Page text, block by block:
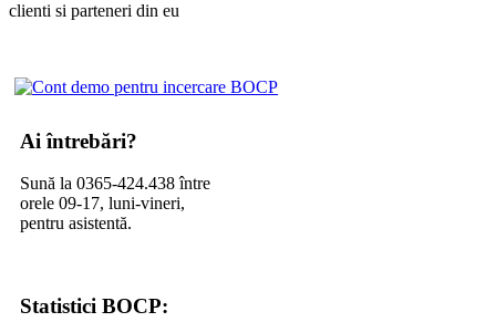
clienti si parteneri din eu
Ai întrebări?
Sună la 0365-424.438 între
orele 09-17, luni-vineri,
pentru asistentă.
Statistici BOCP: